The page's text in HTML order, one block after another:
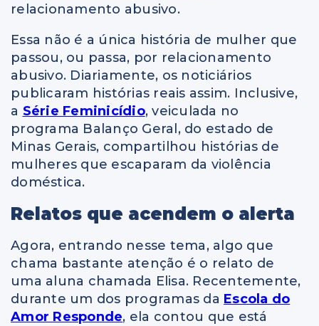
relacionamento abusivo.
Essa não é a única história de mulher que
passou, ou passa, por relacionamento
abusivo. Diariamente, os noticiários
publicaram histórias reais assim. Inclusive,
a Série Feminicídio, veiculada no
programa Balanço Geral, do estado de
Minas Gerais, compartilhou histórias de
mulheres que escaparam da violência
doméstica.
Relatos que acendem o alerta
Agora, entrando nesse tema, algo que
chama bastante atenção é o relato de
uma aluna chamada Elisa. Recentemente,
durante um dos programas da Escola do
Amor Responde, ela contou que está